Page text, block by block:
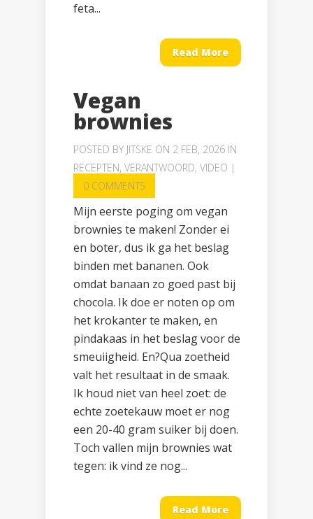
feta...
Read More
Vegan
brownies
POSTED BY JITSKE ON 2 FEB, 2026 IN
RECEPTEN, VERANTWOORD, VIDEO |
0 COMMENTS
Mijn eerste poging om vegan
brownies te maken! Zonder ei
en boter, dus ik ga het beslag
binden met bananen. Ook
omdat banaan zo goed past bij
chocola. Ik doe er noten op om
het krokanter te maken, en
pindakaas in het beslag voor de
smeuiigheid. En?Qua zoetheid
valt het resultaat in de smaak.
Ik houd niet van heel zoet: de
echte zoetekauw moet er nog
een 20-40 gram suiker bij doen.
Toch vallen mijn brownies wat
tegen: ik vind ze nog...
Read More